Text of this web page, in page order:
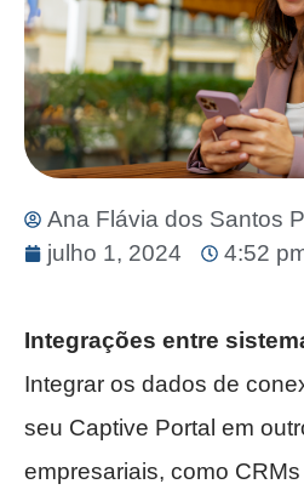
Ana Flávia dos Santos
julho 1, 2024
4:52
Integrações entre
Integrar os dados de
seu Captive Portal em
empresariais, como